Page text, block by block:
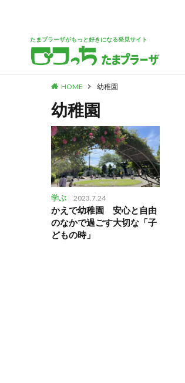
たまプラーザがもっと好きになる発見サイト
HOME 幼稚園
幼稚園
学ぶ 2023.7.24
かえで幼稚園 安心と自由
のなかで過ごす大切な「子
どもの時」